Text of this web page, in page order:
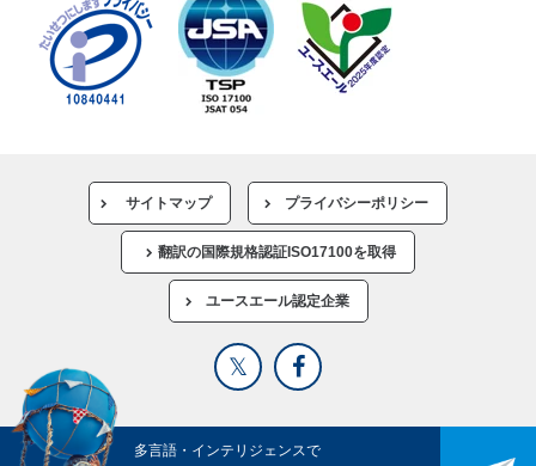
サイトマップ プライバシーポリシー
翻訳の国際規格認証ISO17100を取得
ユースエール認定企業
多言語・インテリジェンスで